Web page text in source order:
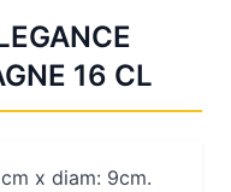
16 CL
x diam: 9cm.